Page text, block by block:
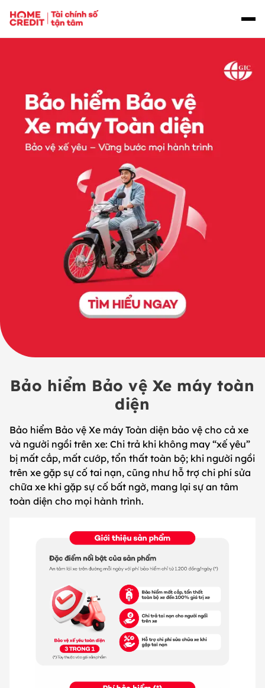
Bảo hiểm Bảo vệ Xe máy toàn
diện
Bảo hiểm Bảo vệ Xe máy Toàn diện bảo vệ cho cả xe
và người ngồi trên xe: Chi trả khi không may “xế yêu”
bị mất cắp, mất cướp, tổn thất toàn bộ; khi người ngồi
trên xe gặp sự cố tai nạn, cũng như hỗ trợ chi phí sửa
chữa xe khi gặp sự cố bất ngờ, mang lại sự an tâm
toàn diện cho mọi hành trình.